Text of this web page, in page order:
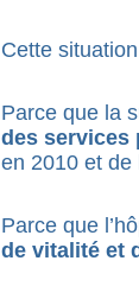
Cette
Parce que la
des services
en 2010 et de
Parce que
de vitalité et